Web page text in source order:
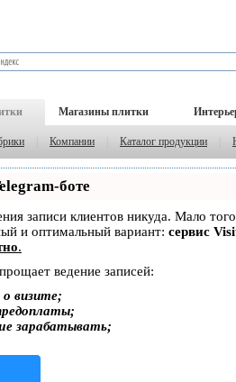
Магазины плитки
Компании Каталог продукции
боте
записи клиентов никуда. Мало
и оптимальный вариант: сервис
.
ведение записей:
визите;
зарабатывать;